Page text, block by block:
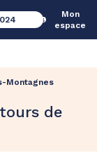
Mon
espace
Montagnes
de